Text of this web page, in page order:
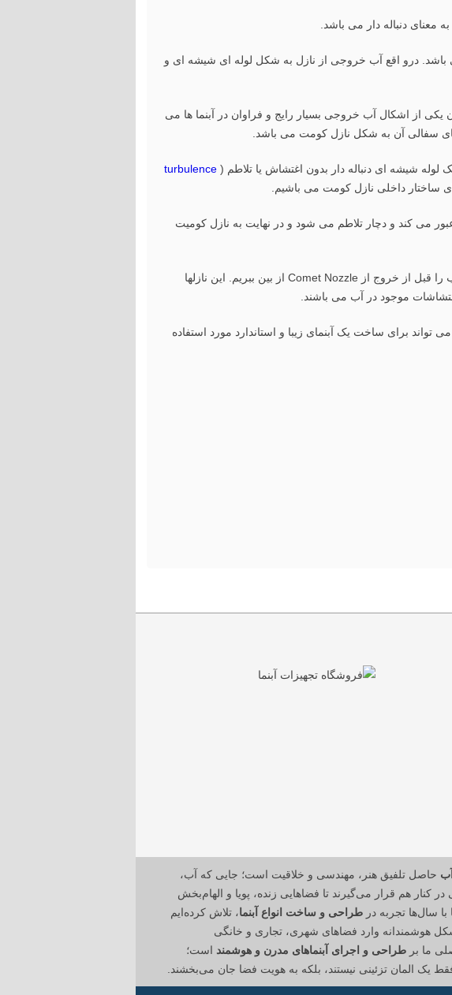
درو اقع آب خروجی از نازل به شکل لوله ای شیشه ای و
از اشکال آب خروجی بسیار رایج و فراوان در آبنما ها می
سفالی آن به شکل نازل کومت می باشد.
شیشه ای دنباله دار بدون اغتشاش یا تلاطم ( turbulence
ساختار داخلی نازل کومت می باشیم.
می کند و دچار تلاطم می شود و در نهایت به نازل کومیت
برای اینکه خروجی زیبایی در نازل کومیت داشته باشیم بایستی این اغتشاشات و تلاطم های درون آب را قبل از خروج از Comet Nozzle از بین ببریم. این نازلها
موجود در آب می باشند.
تواند برای ساخت یک آبنمای زیبا و استاندارد مورد استفاده
حاصل تلفیق هنر، مهندسی و خلاقیت است؛ جایی که آب،
کنار هم قرار می‌گیرند تا فضاهایی زنده، پویا و الهام‌بخش
سال‌ها تجربه در طراحی و ساخت انواع آبنما، تلاش کرده‌ایم
شکل هوشمندانه وارد فضاهای شهری، تجاری و خانگی
ما بر طراحی و اجرای آبنماهای مدرن و هوشمند است؛
فقط یک المان تزئینی نیستند، بلکه به هویت فضا جان می‌بخشند.